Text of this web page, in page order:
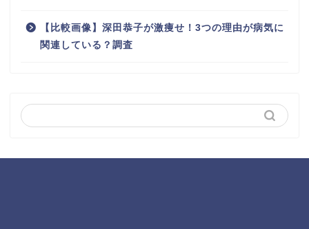
【比較画像】深田恭子が激痩せ！3つの理由が病気に
関連している？調査